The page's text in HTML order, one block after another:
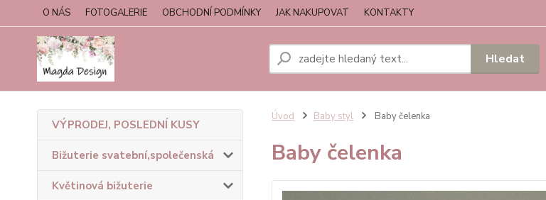
O NÁS FOTOGALERIE OBCHODNÍ PODMÍNKY JAK NAKUPOVAT KONTAKTY
Hledat
VÝPRODEJ, POSLEDNÍ KUSY
Bižuterie svatební,společenská
Květinová bižuterie
Úvod Baby styl Baby čelenka
Baby čelenka